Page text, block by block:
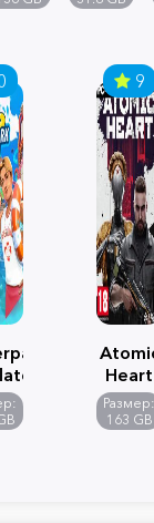
9
Heart
Размер:
163 GB